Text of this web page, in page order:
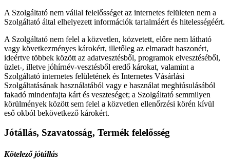
A Szolgáltató nem vállal felelősséget az internetes felületen nem a
Szolgáltató által elhelyezett információk tartalmáért és hitelességéért.
A Szolgáltató nem felel a közvetlen, közvetett, előre nem látható
vagy következményes károkért, illetőleg az elmaradt haszonért,
ideértve többek között az adatvesztésből, programok elvesztéséből,
üzlet-, illetve jóhírnév-vesztésből eredő károkat, valamint a
Szolgáltató internetes felületének és Internetes Vásárlási
Szolgáltatásának használatából vagy e használat meghiúsulásából
fakadó mindenfajta kárt és veszteséget; a Szolgáltató semmilyen
körülmények között sem felel a közvetlen ellenőrzési körén kívül
eső okból bekövetkező károkért.
Jótállás, Szavatosság, Termék felelősség
Kötelező jótállás